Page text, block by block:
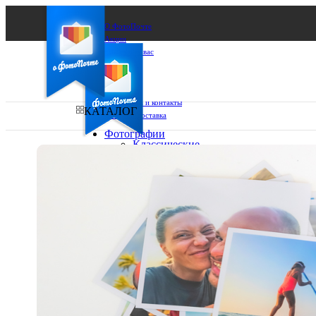
О ФотоПочте
Акции
Сделаем за вас
Бизнесу
FAQ
Франшиза
Поддержка и контакты
Оплата и доставка
Выберите из списка:
КАТАЛОГ
Фотографии
Классические
10х15
15х15
15х20
20х20
20х30
30х30
30х40
Фото
в